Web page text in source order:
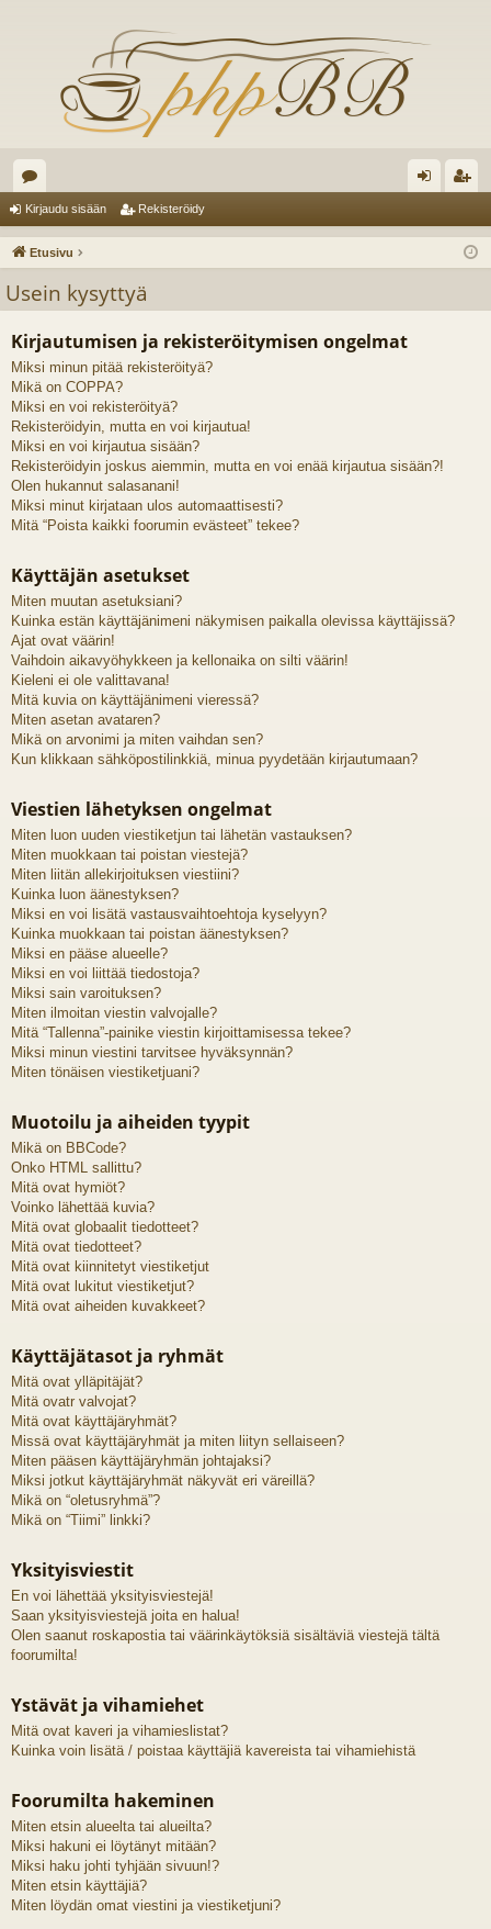
es
ku
el
ua
lu
ee
t
au
si
ist
öi
Kirjaudu sisään Rekisteröidy
Etusivu
Usein kysyttyä
Kirjautumisen ja rekisteröitymisen ongelmat
Miksi minun pitää rekisteröityä?
Mikä on COPPA?
Miksi en voi rekisteröityä?
Rekisteröidyin, mutta en voi kirjautua!
Miksi en voi kirjautua sisään?
Rekisteröidyin joskus aiemmin, mutta en voi enää kirjautua sisään?!
Olen hukannut salasanani!
Miksi minut kirjataan ulos automaattisesti?
Mitä “Poista kaikki foorumin evästeet” tekee?
Käyttäjän asetukset
Miten muutan asetuksiani?
Kuinka estän käyttäjänimeni näkymisen paikalla olevissa käyttäjissä?
Ajat ovat väärin!
Vaihdoin aikavyöhykkeen ja kellonaika on silti väärin!
Kieleni ei ole valittavana!
Mitä kuvia on käyttäjänimeni vieressä?
Miten asetan avataren?
Mikä on arvonimi ja miten vaihdan sen?
Kun klikkaan sähköpostilinkkiä, minua pyydetään kirjautumaan?
Viestien lähetyksen ongelmat
Miten luon uuden viestiketjun tai lähetän vastauksen?
Miten muokkaan tai poistan viestejä?
Miten liitän allekirjoituksen viestiini?
Kuinka luon äänestyksen?
Miksi en voi lisätä vastausvaihtoehtoja kyselyyn?
Kuinka muokkaan tai poistan äänestyksen?
Miksi en pääse alueelle?
Miksi en voi liittää tiedostoja?
Miksi sain varoituksen?
Miten ilmoitan viestin valvojalle?
Mitä “Tallenna”-painike viestin kirjoittamisessa tekee?
Miksi minun viestini tarvitsee hyväksynnän?
Miten tönäisen viestiketjuani?
Muotoilu ja aiheiden tyypit
Mikä on BBCode?
Onko HTML sallittu?
Mitä ovat hymiöt?
Voinko lähettää kuvia?
Mitä ovat globaalit tiedotteet?
Mitä ovat tiedotteet?
Mitä ovat kiinnitetyt viestiketjut
Mitä ovat lukitut viestiketjut?
Mitä ovat aiheiden kuvakkeet?
Käyttäjätasot ja ryhmät
Mitä ovat ylläpitäjät?
Mitä ovatr valvojat?
Mitä ovat käyttäjäryhmät?
Missä ovat käyttäjäryhmät ja miten liityn sellaiseen?
Miten pääsen käyttäjäryhmän johtajaksi?
Miksi jotkut käyttäjäryhmät näkyvät eri väreillä?
Mikä on “oletusryhmä”?
Mikä on “Tiimi” linkki?
Yksityisviestit
En voi lähettää yksityisviestejä!
Saan yksityisviestejä joita en halua!
Olen saanut roskapostia tai väärinkäytöksiä sisältäviä viestejä tältä
foorumilta!
Ystävät ja vihamiehet
Mitä ovat kaveri ja vihamieslistat?
Kuinka voin lisätä / poistaa käyttäjiä kavereista tai vihamiehistä
Foorumilta hakeminen
Miten etsin alueelta tai alueilta?
Miksi hakuni ei löytänyt mitään?
Miksi haku johti tyhjään sivuun!?
Miten etsin käyttäjiä?
Miten löydän omat viestini ja viestiketjuni?